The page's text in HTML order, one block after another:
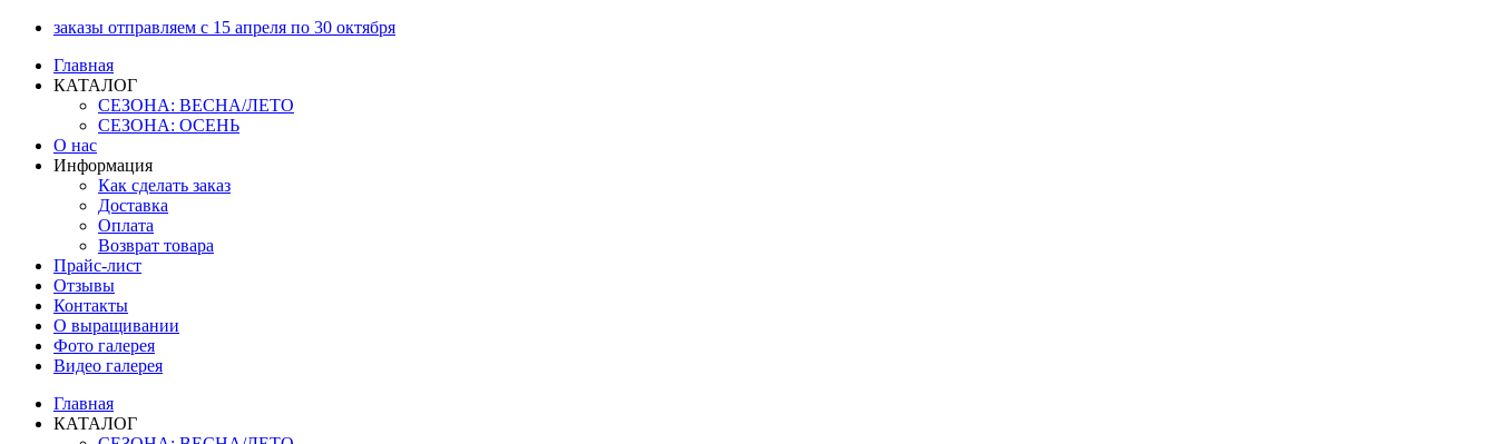
Перейти
содержимому
заказы отправляем с 15 апреля по 30 октября
Главная
КАТАЛОГ
СЕЗОНА: ВЕСНА/ЛЕТО
СЕЗОНА: ОСЕНЬ
О нас
Информация
Как сделать заказ
Доставка
Оплата
Возврат товара
Прайс-лист
Отзывы
Контакты
О выращивании
Фото галерея
Видео галерея
Главная
КАТАЛОГ